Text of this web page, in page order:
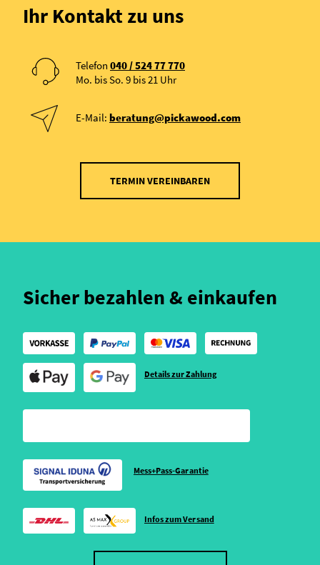
Ihr Kontakt zu uns
Telefon 040 / 524 77 770
Mo. bis So. 9 bis 21 Uhr
E-Mail: beratung@pickawood.com
TERMIN VEREINBAREN
Sicher bezahlen & einkaufen
Details zur Zahlung
Mess+Pass-Garantie
Infos zum Versand